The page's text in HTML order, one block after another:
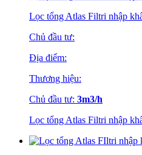
Lọc tổng Atlas Filtri nhập
Chủ đầu tư:
Địa điểm:
Thương hiệu:
Chủ đầu tư: 3m3/h
Lọc tổng Atlas Filtri nhập